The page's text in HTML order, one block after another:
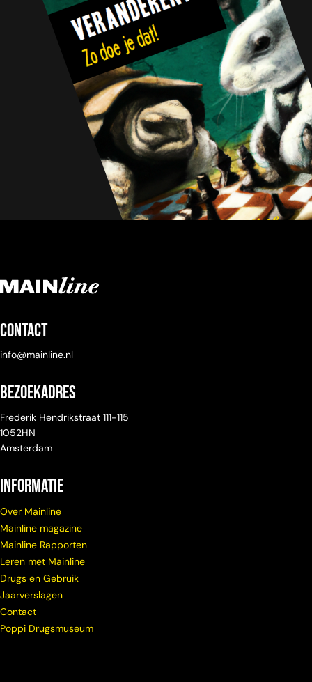
Contact
info@mainline.nl
Bezoekadres
Frederik Hendrikstraat 111-115
1052HN
Amsterdam
Informatie
Over Mainline
Mainline magazine
Mainline Rapporten
Leren met Mainline
Drugs en Gebruik
Jaarverslagen
Contact
Poppi Drugsmuseum